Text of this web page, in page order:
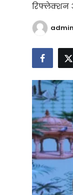
Contact
टेक्नोलॉजी
संपादकीय
बिज़नेस
रिफ्लेक्शन
admin